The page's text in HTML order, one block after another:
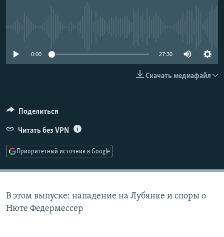
СОЦИАЛЬНЫЕ СЕТИ
0:00 27:30
Скачать медиафайл
Поделиться
Читать без VPN
Приоритетный источник в Google
В этом выпуске: нападение на Лубянке и споры о
Нюте Федермессер